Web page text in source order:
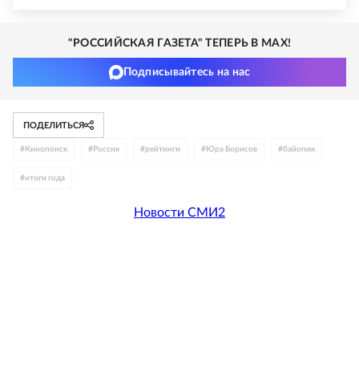
"РОССИЙСКАЯ ГАЗЕТА" ТЕПЕРЬ В MAX!
Подписывайтесь на нас
ПОДЕЛИТЬСЯ
# Кинопоиск # Россия #рейтинги # Юра Борисов #байопик
#итоги года
Новости СМИ2